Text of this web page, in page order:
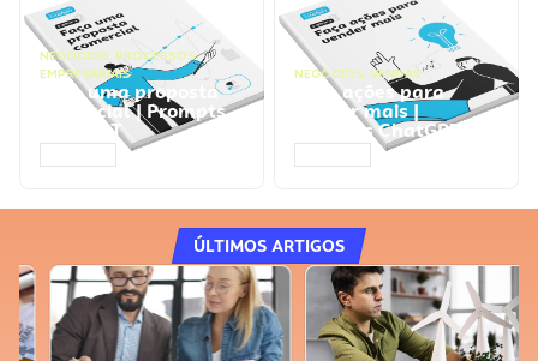
NEGÓCIOS, PROCESSOS
EMPRESARIAIS
Faça uma proposta
comercial | Prompts
ChatGPT
NEGÓCIOS, VENDAS
Faça ações para
vender mais |
Prompts ChatGPT
ÚLTIMOS ARTIGOS